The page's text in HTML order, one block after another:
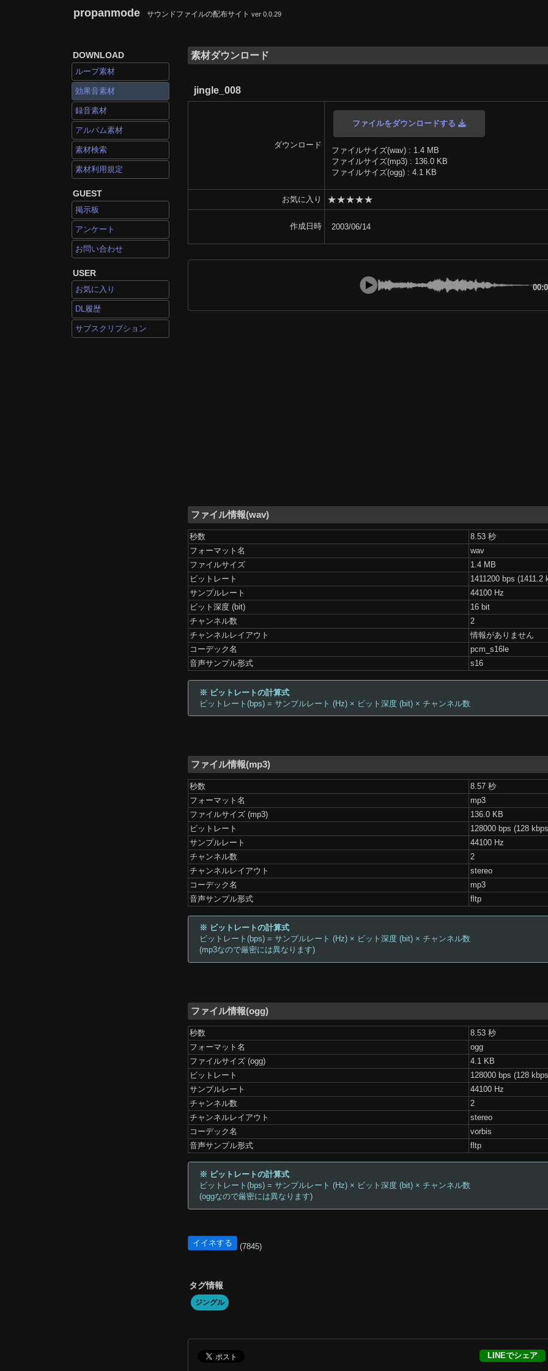
propanmode サウンドファイルの配布サイト ver 0.0.29
DOWNLOAD
ループ素材
効果音素材
録音素材
アルバム素材
素材検索
素材利用規定
GUEST
掲示板
アンケート
お問い合わせ
USER
お気に入り
DL履歴
サブスクリプション
素材ダウンロード
jingle_008
ダウンロード
ファイルをダウンロードする
ファイルサイズ(wav) : 1.4 MB
ファイルサイズ(mp3) : 136.0 KB
ファイルサイズ(ogg) : 4.1 KB
お気に入り ★★★★★
作成日時 2003/06/14
ファイル情報(wav)
秒数
8.53 秒
フォーマット名
wav
ファイルサイズ
1.4 MB
ビットレート
1411200 bps (1411.2
サンプルレート
44100 Hz
ビット深度 (bit)
16 bit
チャンネル数
2
チャンネルレイアウト
情報がありません
コーデック名
pcm_s16le
音声サンプル形式
s16
※ ビットレートの計算式
ビットレート(bps) = サンプルレート (Hz) × ビット深度 (bit) × チャンネル数
ファイル情報(mp3)
秒数
8.57 秒
フォーマット名
mp3
ファイルサイズ (mp3)
136.0 KB
ビットレート
128000 bps (128
サンプルレート
44100 Hz
チャンネル数
2
チャンネルレイアウト
stereo
コーデック名
mp3
音声サンプル形式
fltp
※ ビットレートの計算式
ビットレート(bps) = サンプルレート (Hz) × ビット深度 (bit) × チャンネル数
(mp3なので厳密には異なります)
ファイル情報(ogg)
秒数
8.53 秒
フォーマット名
ogg
ファイルサイズ (ogg)
4.1 KB
ビットレート
128000 bps (128
サンプルレート
44100 Hz
チャンネル数
2
チャンネルレイアウト
stereo
コーデック名
vorbis
音声サンプル形式
fltp
※ ビットレートの計算式
ビットレート(bps) = サンプルレート (Hz) × ビット深度 (bit) × チャンネル数
(oggなので厳密には異なります)
イイネする (7845)
タグ情報
ジングル
LINEでシェア